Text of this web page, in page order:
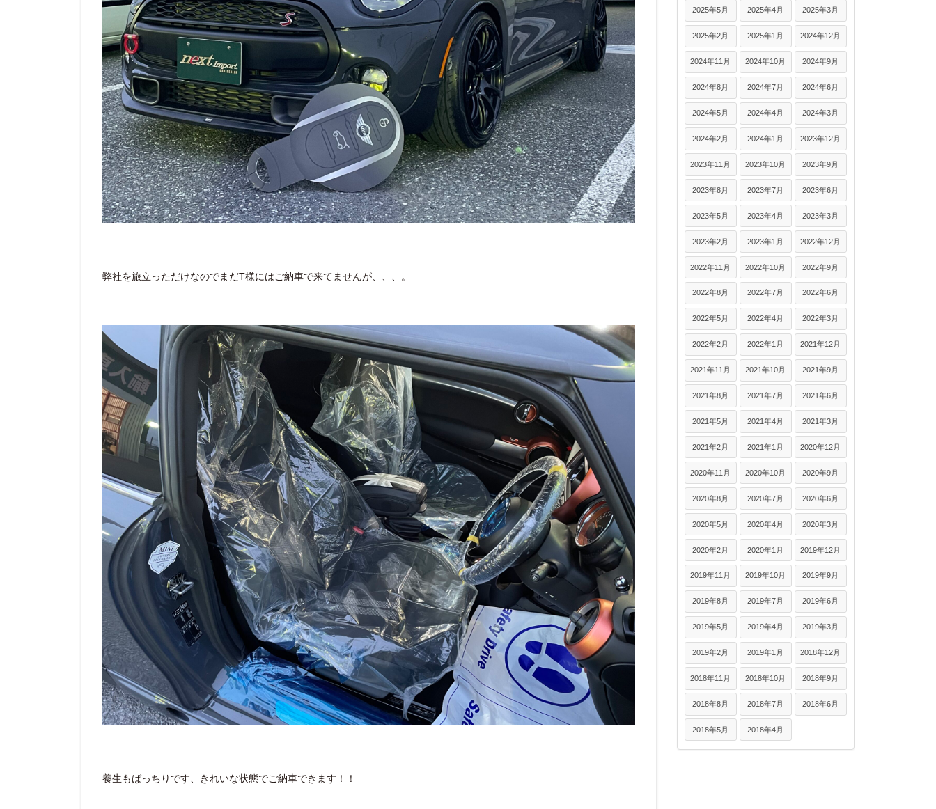
弊社を旅立っただけなのでまだT様にはご納車で来てませんが、、、。
養生もばっちりです、きれいな状態でご納車できます！！
2025年5月 2025年4月 2025年3月
2025年2月 2025年1月 2024年12月
2024年11月 2024年10月 2024年9月
2024年8月 2024年7月 2024年6月
2024年5月 2024年4月 2024年3月
2024年2月 2024年1月 2023年12月
2023年11月 2023年10月 2023年9月
2023年8月 2023年7月 2023年6月
2023年5月 2023年4月 2023年3月
2023年2月 2023年1月 2022年12月
2022年11月 2022年10月 2022年9月
2022年8月 2022年7月 2022年6月
2022年5月 2022年4月 2022年3月
2022年2月 2022年1月 2021年12月
2021年11月 2021年10月 2021年9月
2021年8月 2021年7月 2021年6月
2021年5月 2021年4月 2021年3月
2021年2月 2021年1月 2020年12月
2020年11月 2020年10月 2020年9月
2020年8月 2020年7月 2020年6月
2020年5月 2020年4月 2020年3月
2020年2月 2020年1月 2019年12月
2019年11月 2019年10月 2019年9月
2019年8月 2019年7月 2019年6月
2019年5月 2019年4月 2019年3月
2019年2月 2019年1月 2018年12月
2018年11月 2018年10月 2018年9月
2018年8月 2018年7月 2018年6月
2018年5月 2018年4月